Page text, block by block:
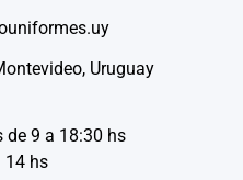
Uruguay
de 9 a 18:30 hs
14 hs